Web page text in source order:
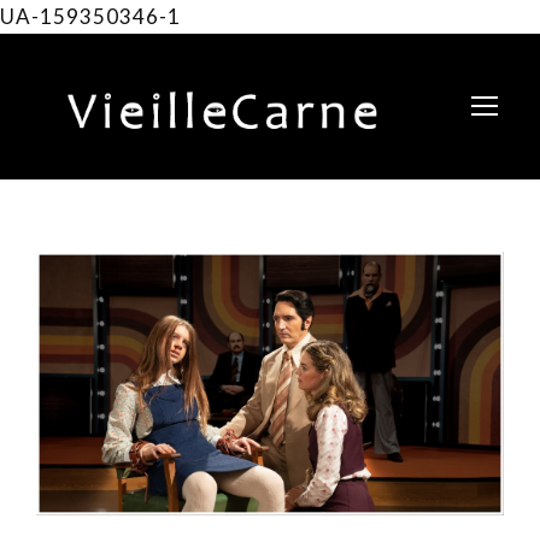
UA-159350346-1